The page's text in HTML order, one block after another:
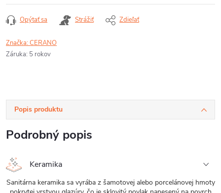
Opýtať sa Strážiť Zdieľať
Značka:CERANO
Záruka: 5 rokov
Popis produktu
Podrobný popis
Keramika
Sanitárna keramika sa vyrába z šamotovej alebo porcelánovej hmoty